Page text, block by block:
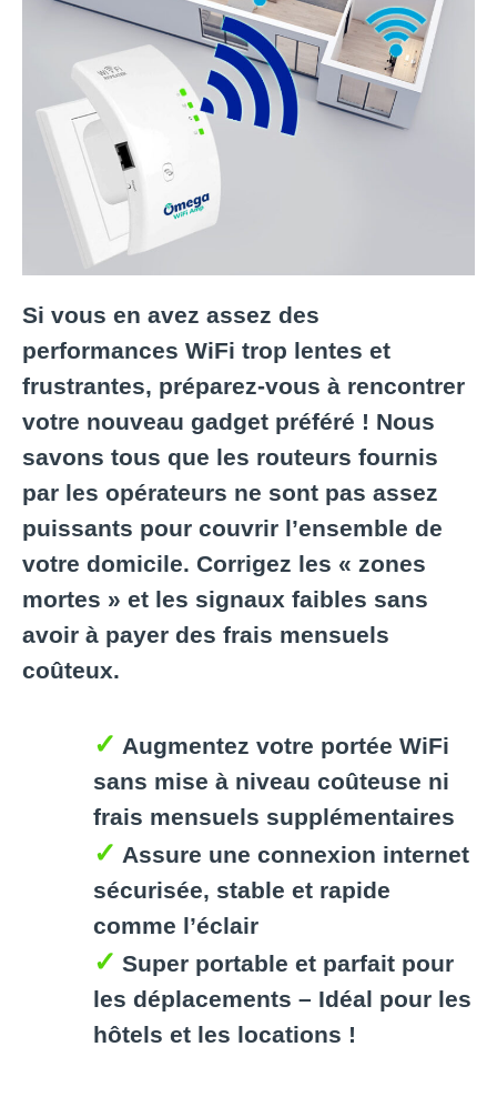
Si vous en avez assez des
performances WiFi trop lentes et
frustrantes, préparez-vous à rencontrer
votre nouveau gadget préféré ! Nous
savons tous que les routeurs fournis
par les opérateurs ne sont pas assez
puissants pour couvrir l’ensemble de
votre domicile. Corrigez les « zones
mortes » et les signaux faibles sans
avoir à payer des frais mensuels
coûteux.
Augmentez votre portée WiFi
sans mise à niveau coûteuse ni
frais mensuels supplémentaires
Assure une connexion internet
sécurisée, stable et rapide
comme l’éclair
Super portable et parfait pour
les déplacements – Idéal pour les
hôtels et les locations !